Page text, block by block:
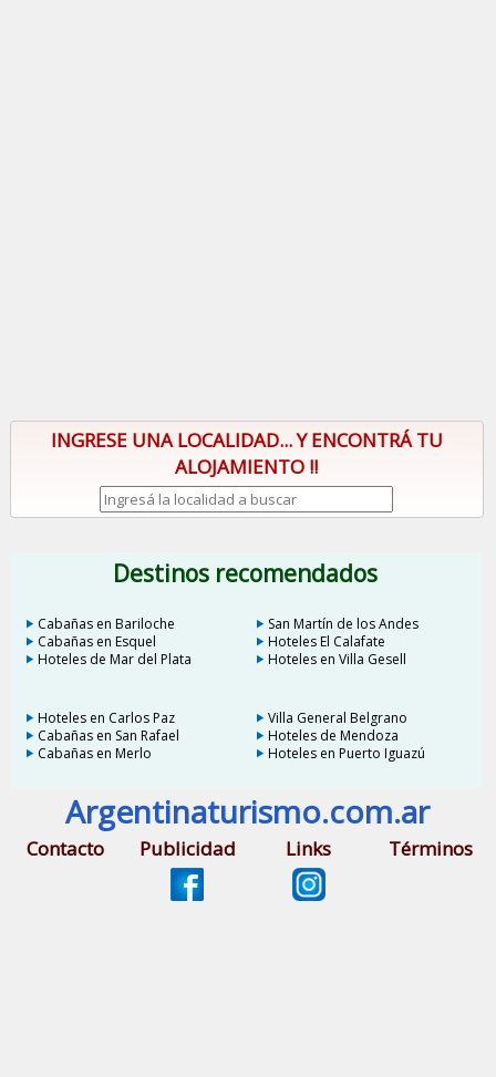
INGRESE UNA LOCALIDAD... Y ENCONTRÁ TU
ALOJAMIENTO !!
Destinos recomendados
Cabañas en Bariloche
San Martín de los Andes
Cabañas en Esquel
Hoteles El Calafate
Hoteles de Mar del Plata
Hoteles en Villa Gesell
Hoteles en Carlos Paz
Villa General Belgrano
Cabañas en San Rafael
Hoteles de Mendoza
Cabañas en Merlo
Hoteles en Puerto Iguazú
Argentinaturismo.com.ar
Contacto Publicidad Links Términos